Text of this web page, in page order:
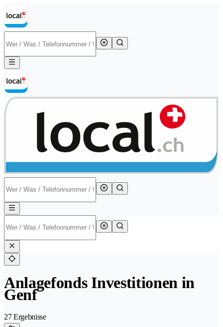
Anlagefonds Investitionen in
Genf
27 Ergebnisse